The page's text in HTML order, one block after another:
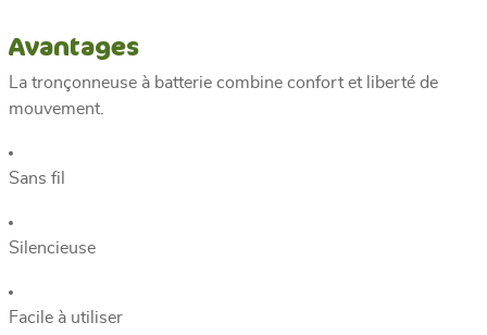
Avantages
La tronçonneuse à batterie combine confort et liberté de
mouvement.
Sans fil
Silencieuse
Facile à utiliser